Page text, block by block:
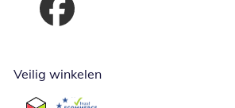
Opent in nieuw venster
Veilig winkelen